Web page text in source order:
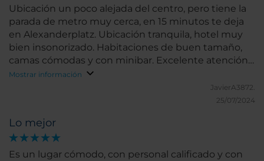
Ubicación un poco alejada del centro, pero tiene la
parada de metro muy cerca, en 15 minutos te deja
en Alexanderplatz. Ubicación tranquila, hotel muy
bien insonorizado. Habitaciones de buen tamaño,
camas cómodas y con minibar. Excelente atención.
Hay dos supermercados muy cerca, uno de los
cuales abre hasta las 12 p.m., muy conveniente para
Mostrar información
JavierA3872.
25/07/2024
Lo mejor
Es un lugar cómodo, con personal calificado y con